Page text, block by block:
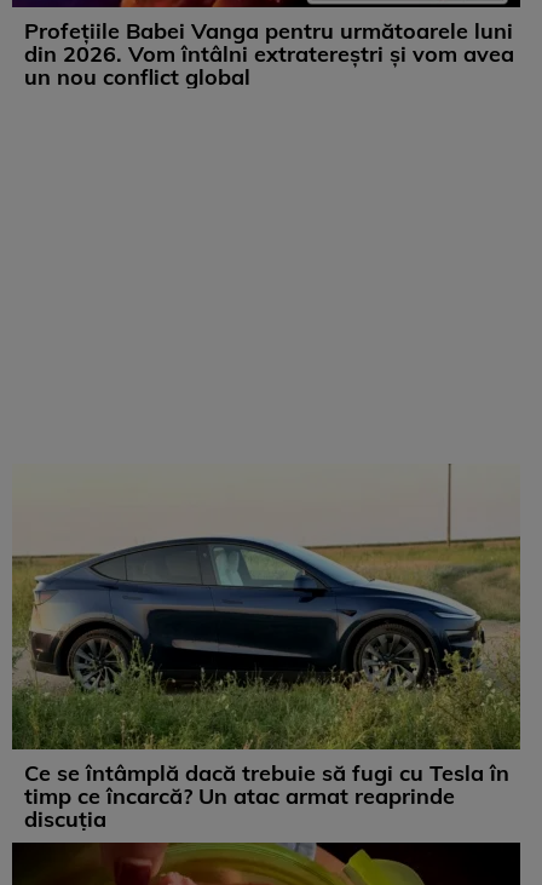
Profețiile Babei Vanga pentru următoarele luni
din 2026. Vom întâlni extratereștri și vom avea
un nou conflict global
Ce se întâmplă dacă trebuie să fugi cu Tesla în
timp ce încarcă? Un atac armat reaprinde
discuția